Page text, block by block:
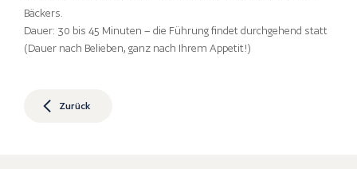
Bäckers.
Dauer: 30 bis 45 Minuten – die Führung findet durchgehend statt
(Dauer nach Belieben, ganz nach Ihrem Appetit!)
Zurück